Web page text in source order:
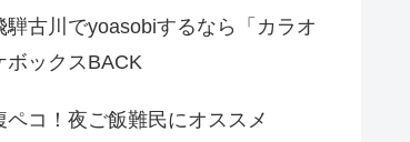
騨古川でyoasobiするなら「カラオ
ボックスBACK
ペコ！夜ご飯難民にオススメ